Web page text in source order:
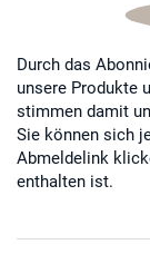
Durch das
unsere Produkte
stimmen damit
Sie können sich
Abmeldelink
enthalten ist.